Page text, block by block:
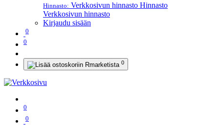
Hinnasto: Verkkosivun hinnasto Hinnasto
Verkkosivun hinnasto
Kirjaudu sisään
0
0
0
0
0